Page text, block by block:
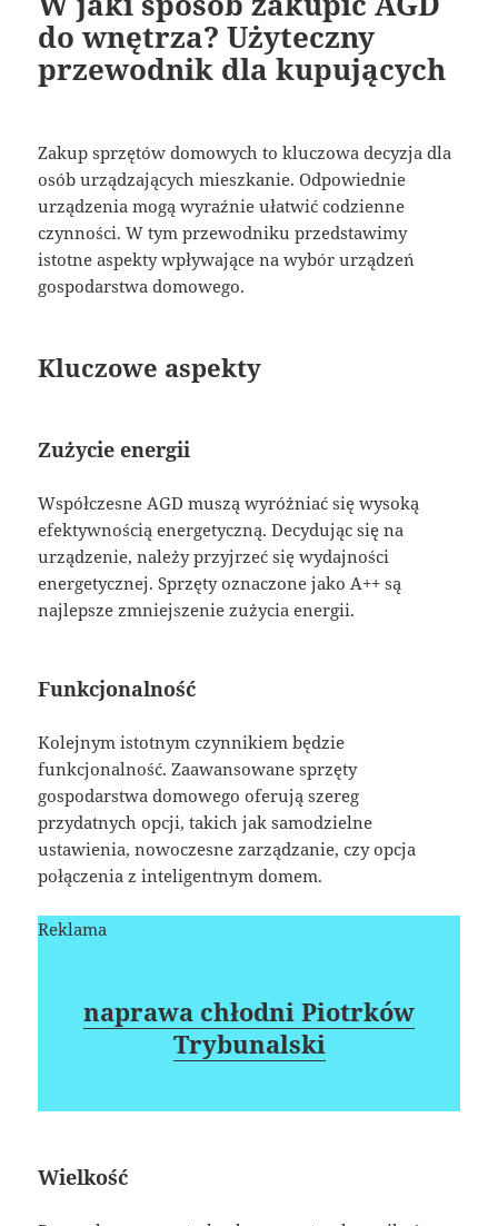
do wnętrza? Użyteczny
przewodnik dla kupujących
Zakup sprzętów domowych to kluczowa decyzja dla
osób urządzających mieszkanie. Odpowiednie
urządzenia mogą wyraźnie ułatwić codzienne
czynności. W tym przewodniku przedstawimy
istotne aspekty wpływające na wybór urządzeń
gospodarstwa domowego.
Kluczowe aspekty
Zużycie energii
Współczesne AGD muszą wyróżniać się wysoką
efektywnością energetyczną. Decydując się na
urządzenie, należy przyjrzeć się wydajności
energetycznej. Sprzęty oznaczone jako A++ są
najlepsze zmniejszenie zużycia energii.
Funkcjonalność
Kolejnym istotnym czynnikiem będzie
funkcjonalność. Zaawansowane sprzęty
gospodarstwa domowego oferują szereg
przydatnych opcji, takich jak samodzielne
ustawienia, nowoczesne zarządzanie, czy opcja
połączenia z inteligentnym domem.
Reklama
naprawa chłodni Piotrków
Trybunalski
Wielkość